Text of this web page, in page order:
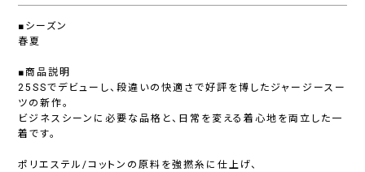
■シーズン
春夏
■商品説明
25SSでデビューし、段違いの快適さで好評を博したジャージースー
ツの新作。
ビジネスシーンに必要な品格と、日常を変える着心地を両立した一
着です。
ポリエステル/コットンの原料を強撚糸に仕上げ、